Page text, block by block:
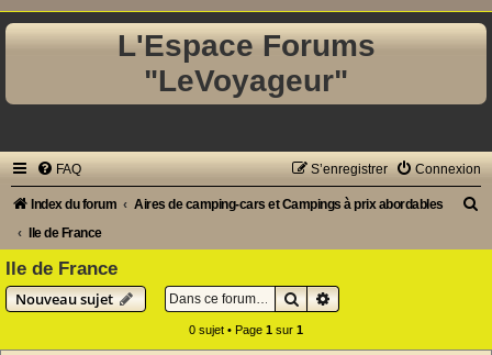
L'Espace Forums
"LeVoyageur"
FAQ Connexion
S’enregistrer
Index du forum
Aires de camping-cars et Campings à prix abordables
Ile de France
r
Ile de France
Nouveau sujet
RechercherRecherche avancée
0 sujet • Page 1 sur 1